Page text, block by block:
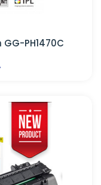
PH1470C